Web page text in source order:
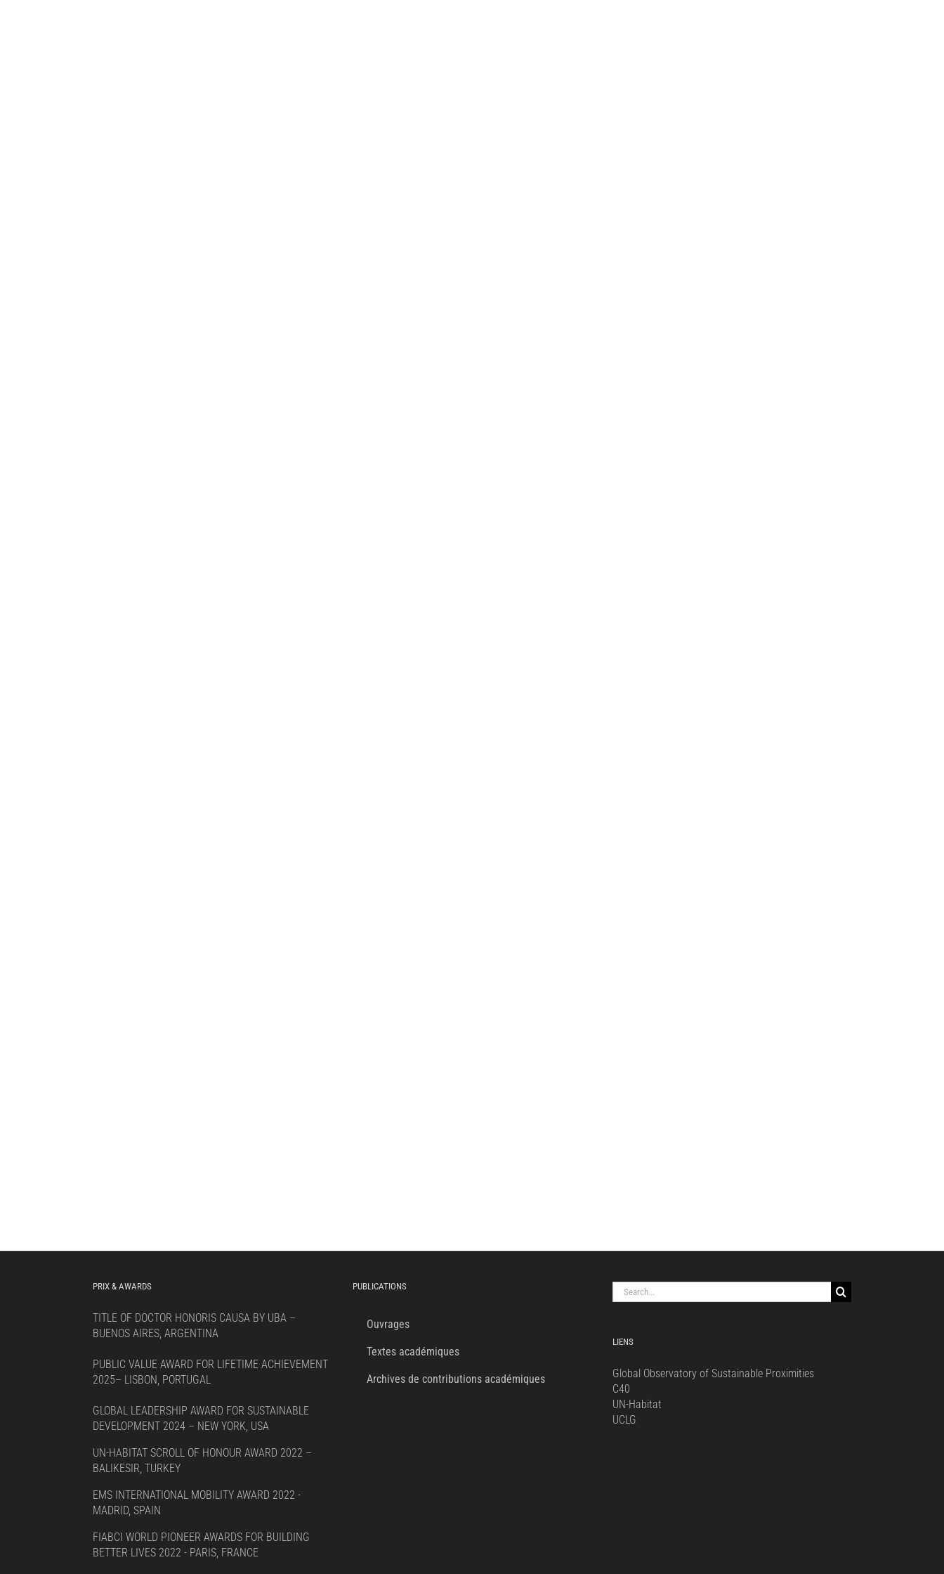
PRIX & AWARDS
TITLE OF DOCTOR HONORIS CAUSA BY UBA –
BUENOS AIRES, ARGENTINA
PUBLIC VALUE AWARD FOR LIFETIME ACHIEVEMENT
2025– LISBON, PORTUGAL
GLOBAL LEADERSHIP AWARD FOR SUSTAINABLE
DEVELOPMENT 2024 – NEW YORK, USA
UN-HABITAT SCROLL OF HONOUR AWARD 2022 –
BALIKESIR, TURKEY
EMS INTERNATIONAL MOBILITY AWARD 2022 -
MADRID, SPAIN
FIABCI WORLD PIONEER AWARDS FOR BUILDING
BETTER LIVES 2022 - PARIS, FRANCE
PUBLICATIONS
Ouvrages
Textes académiques
Archives de contributions académiques
Search
for:
LIENS
Global Observatory of Sustainable Proximities
C40
UN-Habitat
UCLG